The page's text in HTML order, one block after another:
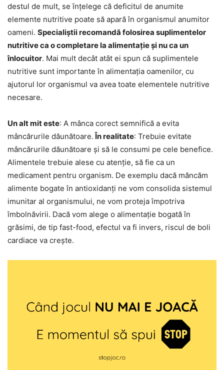
destul de mult, se înțelege că deficitul de anumite
elemente nutritive poate să apară în organismul anumitor
oameni. Specialiștii recomandă folosirea suplimentelor
nutritive ca o completare la alimentație și nu ca un
înlocuitor. Mai mult decât atât ei spun că suplimentele
nutritive sunt importante în alimentația oamenilor, cu
ajutorul lor organismul va avea toate elementele nutritive
necesare.
Un alt mit este: A mânca corect semnifică a evita
mâncărurile dăunătoare.În realitate: Trebuie evitate
mâncărurile dăunătoare și să le consumi pe cele benefice.
Alimentele trebuie alese cu atenție, să fie ca un
medicament pentru organism. De exemplu dacă măncăm
alimente bogate în antioxidanți ne vom consolida sistemul
imunitar al organismului, ne vom proteja împotriva
îmbolnăvirii. Dacă vom alege o alimentație bogată în
grăsimi, de tip fast-food, efectul va fi invers, riscul de boli
cardiace va crește.